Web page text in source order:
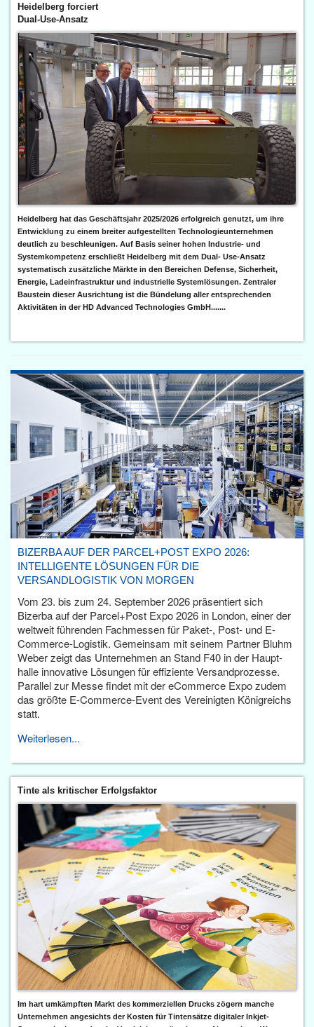
Heidelberg forciert
Dual-Use-Ansatz
Heidelberg hat das Geschäftsjahr 2025/2026 erfolgreich genutzt, um ihre
Entwicklung zu einem breiter aufgestellten Technologieunternehmen
deutlich zu beschleunigen. Auf Basis seiner hohen Industrie- und
Systemkompetenz erschließt Heidelberg mit dem Dual- Use-Ansatz
systematisch zusätzliche Märkte in den Bereichen Defense, Sicherheit,
Energie, Ladeinfrastruktur und industrielle Systemlösungen. Zentraler
Baustein dieser Ausrichtung ist die Bündelung aller entsprechenden
Aktivitäten in der HD Advanced Technologies GmbH.......
BIZERBA AUF DER PARCEL+POST EXPO 2026:
INTELLIGENTE LÖSUNGEN FÜR DIE
VERSANDLOGISTIK VON MORGEN
Vom 23. bis zum 24. September 2026 präsentiert sich
Bizerba auf der Parcel+Post Expo 2026 in London, einer der
weltweit führenden Fachmessen für Paket-, Post- und E-
Commerce-Logistik. Gemeinsam mit seinem Partner Bluhm
Weber zeigt das Unternehmen an Stand F40 in der Haupt­
halle innovative Lösungen für effiziente Versandprozesse.
Parallel zur Messe findet mit der eCommerce Expo zudem
das größte E-Commerce-Event des Vereinigten Königreichs
statt.
Weiterlesen...
Tinte als kritischer Erfolgsfaktor
Im hart umkämpften Markt des kommerziellen Drucks zögern manche
Unternehmen angesichts der Kosten für Tintensätze digitaler Inkjet-